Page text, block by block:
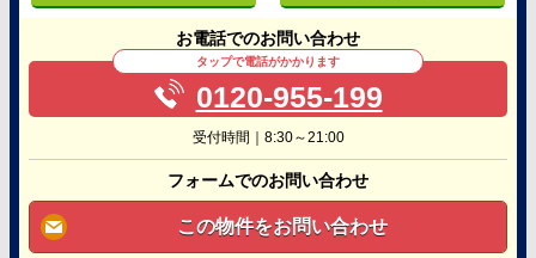
お電話でのお問い合わせ
タップで電話がかかります
0120-955-199
受付時間｜8:30～21:00
フォームでのお問い合わせ
この物件をお問い合わせ